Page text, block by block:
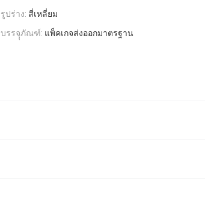
รูปร่าง: สี่เหลี่ยม
บรรจุุภัณฑ์: แพ็คเกจส่งออกมาตรฐาน